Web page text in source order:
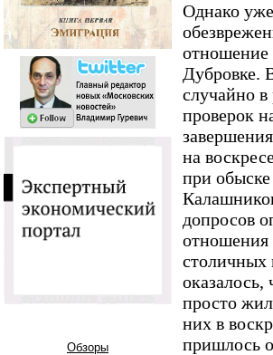
Обзоры
Однако
отношение
Дубровке.
случайно
проверок
на
при
допросов
отношения
столичных
оказалось,
просто
них в
пришлось